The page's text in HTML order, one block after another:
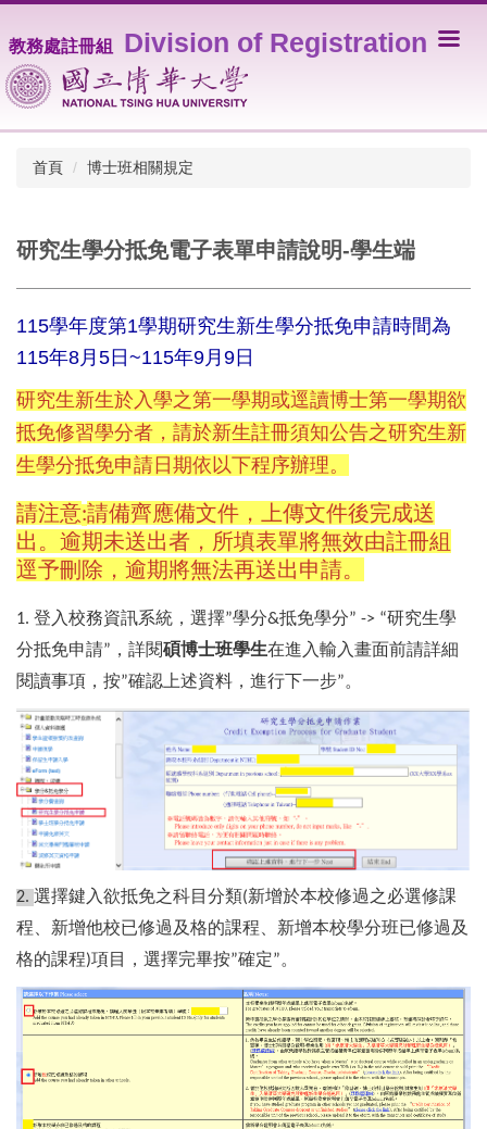
到
主
要
內
容
教務處註冊組 Division of Registration
首頁 博士班相關規定
研究生學分抵免電子表單申請說明-學生端
115學年度第1學期研究生新生學分抵免申請時間為
115年8月5日~115年9月9日
研究生新生於入學之第一學期或逕讀博士第一學期欲
抵免修習學分者，請於新生註冊須知公告之研究生新
生學分抵免申請日期依以下程序辦理。
請注意:請備齊應備文件，上傳文件後完成送
出。逾期未送出者，所填表單將無效由註冊組
逕予刪除，逾期將無法再送出申請。
1. 登入校務資訊系統，選擇”學分&抵免學分” -> “研究生學
分抵免申請” ，詳閱碩博士班學生在進入輸入畫面前請詳細
閱讀事項，按”確認上述資料，進行下一步”。
2. 選擇鍵入欲抵免之科目分類(新增於本校修過之必選修課
程、新增他校已修過及格的課程、新增本校學分班已修過及
格的課程)項目，選擇完畢按”確定”。